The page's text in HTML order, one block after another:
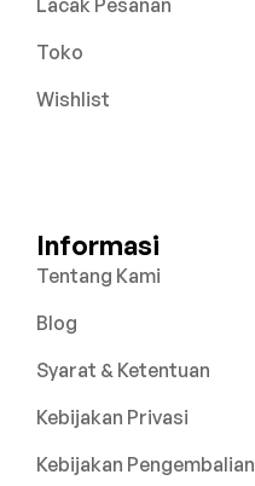
Lacak Pesanan
Toko
Wishlist
Informasi
Tentang Kami
Blog
Syarat & Ketentuan
Kebijakan Privasi
Kebijakan Pengembalian